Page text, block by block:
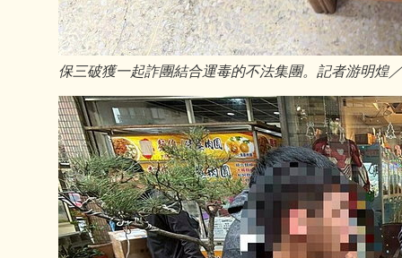
保三破獲一起詐團結合運毒的不法集團。記者游明煌